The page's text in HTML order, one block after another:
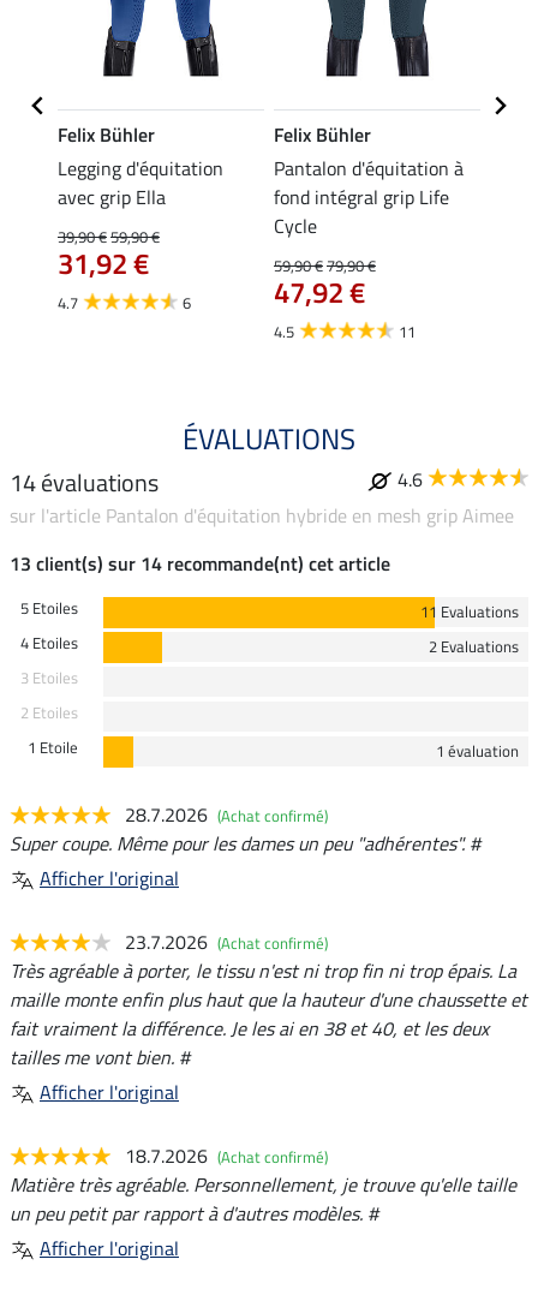
Felix Bühler
Legging d'équitation
avec grip Ella
39,90 €59,90 €
31,92 €
4.7 6
Felix Bühler
Pantalon d'équitation à
fond intégral grip Life
Cycle
59,90 €79,90 €
47,92 €
4.5 11
ÉVALUATIONS
14 évaluations
4.6
sur l'article Pantalon d'équitation hybride en mesh grip Aimee
13 client(s) sur 14 recommande(nt) cet article
5 Etoiles
11 Evaluations
4 Etoiles
2 Evaluations
3 Etoiles
2 Etoiles
1 Etoile
1 évaluation
28.7.2026 (Achat confirmé)
Super coupe. Même pour les dames un peu "adhérentes". #
Afficher l'original
23.7.2026 (Achat confirmé)
Très agréable à porter, le tissu n'est ni trop fin ni trop épais. La
maille monte enfin plus haut que la hauteur d'une chaussette et
fait vraiment la différence. Je les ai en 38 et 40, et les deux
tailles me vont bien. #
Afficher l'original
18.7.2026 (Achat confirmé)
Matière très agréable. Personnellement, je trouve qu'elle taille
un peu petit par rapport à d'autres modèles. #
Afficher l'original